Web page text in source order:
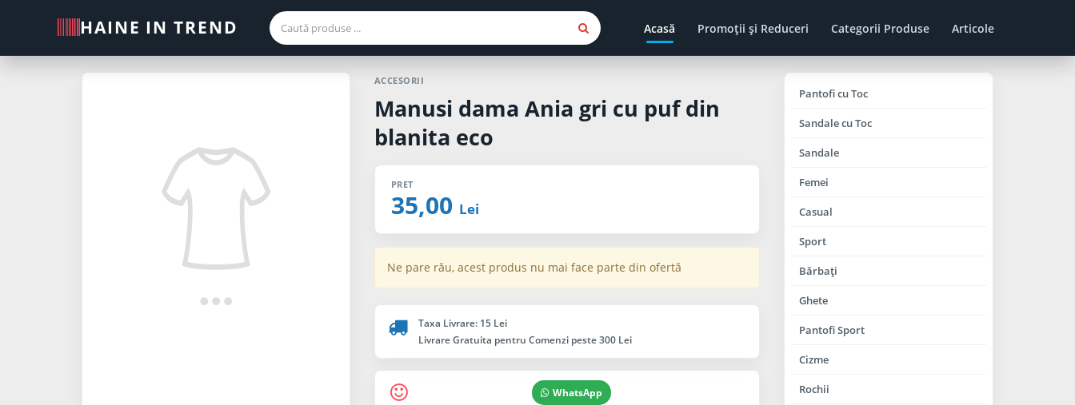
HAINE IN TREND Acasă Promoţii şi Reduceri Categorii Produse Articole
ACCESORII
Manusi dama Ania gri cu puf din
blanita eco
PRET
35,00 Lei
Ne pare rău, acest produs nu mai face parte din ofertă
Taxa Livrare: 15 Lei
Livrare Gratuita pentru Comenzi peste 300 Lei
WhatsApp
Pantofi cu Toc
Sandale cu Toc
Sandale
Femei
Casual
Sport
Bărbaţi
Ghete
Pantofi Sport
Cizme
Rochii